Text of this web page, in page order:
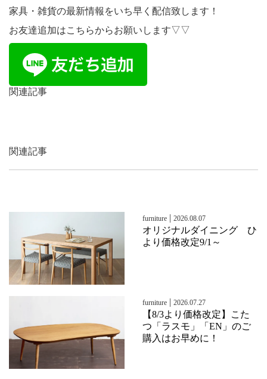
家具・雑貨の最新情報をいち早く配信致します！
お友達追加はこちらからお願いします▽▽
関連記事
関連記事
furniture | 2026.08.07
オリジナルダイニング ひ
より価格改定9/1～
furniture | 2026.07.27
【8/3より価格改定】こた
つ「ラスモ」「EN」のご
購入はお早めに！